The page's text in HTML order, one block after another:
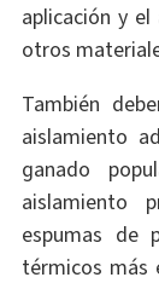
aplicación y
otros
También
aislamiento
ganado
aislamiento
espumas de
térmicos más